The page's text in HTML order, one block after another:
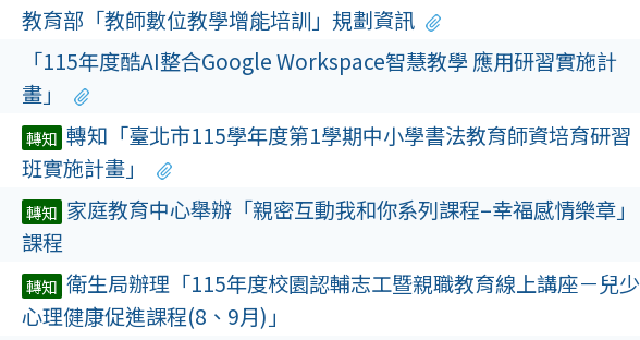
教育部「教師數位教學增能培訓」規劃資訊
「115年度酷AI整合Google Workspace智慧教學 應用研習實施計
畫」
轉知 轉知「臺北市115學年度第1學期中小學書法教育師資培育研習
班實施計畫」
轉知 家庭教育中心舉辦「親密互動我和你系列課程–幸福感情樂章」
課程
轉知 衛生局辦理「115年度校園認輔志工暨親職教育線上講座－兒少
心理健康促進課程(8、9月)」